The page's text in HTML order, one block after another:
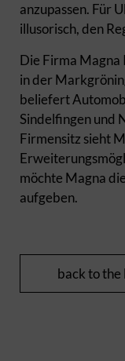
anzupassen. Für
illusorisch, den
Die Firma
in der
beliefert
Sindelfingen und
Firmensitz sieht
möchte Magna
aufgeben.
back to the